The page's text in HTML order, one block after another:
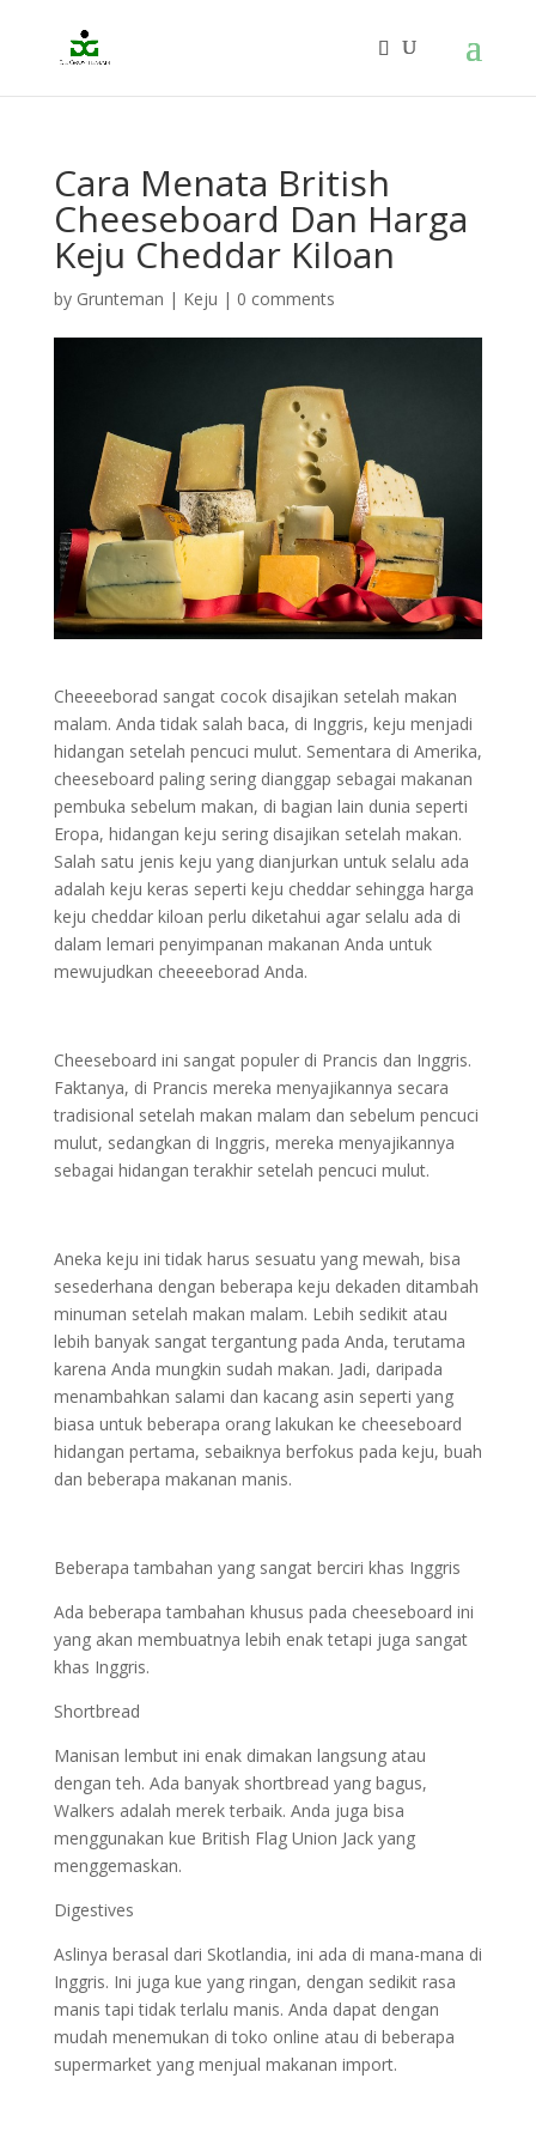
Cara Menata British
Cheeseboard Dan Harga
Keju Cheddar Kiloan
by Grunteman | Keju | 0 comments
Cheeeeborad sangat cocok disajikan setelah makan
malam. Anda tidak salah baca, di Inggris, keju menjadi
hidangan setelah pencuci mulut. Sementara di Amerika,
cheeseboard paling sering dianggap sebagai makanan
pembuka sebelum makan, di bagian lain dunia seperti
Eropa, hidangan keju sering disajikan setelah makan.
Salah satu jenis keju yang dianjurkan untuk selalu ada
adalah keju keras seperti keju cheddar sehingga harga
keju cheddar kiloan perlu diketahui agar selalu ada di
dalam lemari penyimpanan makanan Anda untuk
mewujudkan cheeeeborad Anda.
Cheeseboard ini sangat populer di Prancis dan Inggris.
Faktanya, di Prancis mereka menyajikannya secara
tradisional setelah makan malam dan sebelum pencuci
mulut, sedangkan di Inggris, mereka menyajikannya
sebagai hidangan terakhir setelah pencuci mulut.
Aneka keju ini tidak harus sesuatu yang mewah, bisa
sesederhana dengan beberapa keju dekaden ditambah
minuman setelah makan malam. Lebih sedikit atau
lebih banyak sangat tergantung pada Anda, terutama
karena Anda mungkin sudah makan. Jadi, daripada
menambahkan salami dan kacang asin seperti yang
biasa untuk beberapa orang lakukan ke cheeseboard
hidangan pertama, sebaiknya berfokus pada keju, buah
dan beberapa makanan manis.
Beberapa tambahan yang sangat berciri khas Inggris
Ada beberapa tambahan khusus pada cheeseboard ini
yang akan membuatnya lebih enak tetapi juga sangat
khas Inggris.
Shortbread
Manisan lembut ini enak dimakan langsung atau
dengan teh. Ada banyak shortbread yang bagus,
Walkers adalah merek terbaik. Anda juga bisa
menggunakan kue British Flag Union Jack yang
menggemaskan.
Digestives
Aslinya berasal dari Skotlandia, ini ada di mana-mana di
Inggris. Ini juga kue yang ringan, dengan sedikit rasa
manis tapi tidak terlalu manis. Anda dapat dengan
mudah menemukan di toko online atau di beberapa
supermarket yang menjual makanan import.